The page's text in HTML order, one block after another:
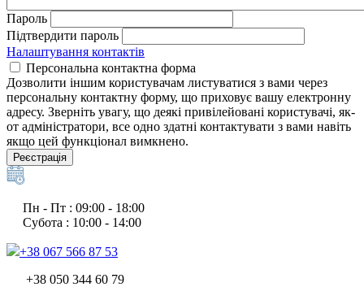
Пароль
Підтвердити пароль
Налаштування контактів
Персональна контактна форма
Дозволити іншим користувачам листуватися з вами через
персональну контактну форму, що приховує вашу електронну
адресу. Зверніть увагу, що деякі привілейовані користувачі, як-
от адміністратори, все одно здатні контактувати з вами навіть
якщо цей функціонал вимкнено.
Реєстрація
Пн - Пт : 09:00 - 18:00
Субота : 10:00 - 14:00
+38 067 566 87 53
+38 050 344 60 79